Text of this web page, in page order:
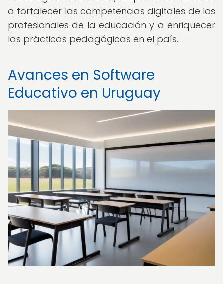
a fortalecer las competencias digitales de los
profesionales de la educación y a enriquecer
las prácticas pedagógicas en el país.
Avances en Software
Educativo en Uruguay